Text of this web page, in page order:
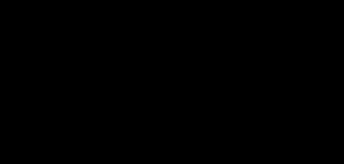
la primera